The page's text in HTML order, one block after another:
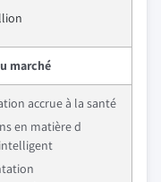
marché
accrue à la santé
en matière d